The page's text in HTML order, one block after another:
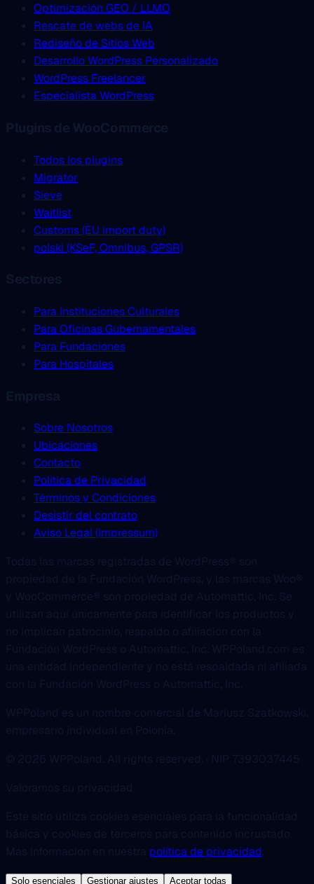
Optimización GEO / LLMO
Rescate de webs de IA
Rediseño de Sitios Web
Desarrollo WordPress Personalizado
WordPress Freelancer
Especialista WordPress
Todos los plugins
Migrator
Sieve
Waitlist
Customs (EU import duty)
polski (KSeF, Omnibus, GPSR)
Para Instituciones Culturales
Para Oficinas Gubernamentales
Para Fundaciones
Para Hospitales
Sobre Nosotros
Ubicaciones
Contacto
Política de Privacidad
Términos y Condiciones
Desistir del contrato
Aviso Legal (Impressum)
política de privacidad
Solo esenciales Gestionar ajustes Aceptar todas